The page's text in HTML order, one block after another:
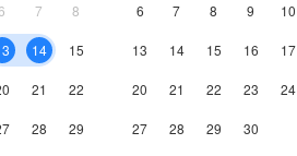
7 8
14 15
21 22
28 29
6 7 8 9 10
13 14 15 16 17
20 21 22 23 24
27 28 29 30
電視機
精緻三室一廳套房